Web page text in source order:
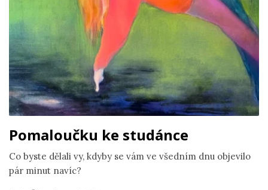
Pomaloučku ke studánce
Co byste dělali vy, kdyby se vám ve všedním dnu objevilo
pár minut navíc?